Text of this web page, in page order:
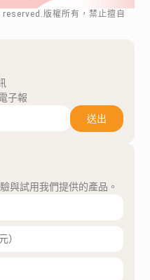
版權所有，禁止擅自
子報
送出
與試用我們提供的產品。